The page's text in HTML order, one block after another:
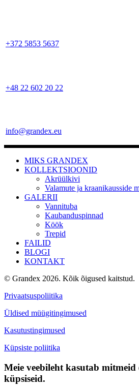
+372 5853 5637
+48 22 602 20 22
info@grandex.eu
MIKS GRANDEX
KOLLEKTSIOONID
Akrüülkivi
Valamute ja kraanikausside
GALERII
Vannituba
Kaubanduspinnad
Köök
Trepid
FAILID
BLOGI
KONTAKT
© Grandex 2026. Kõik õigused kaitstud.
Privaatsuspoliitika
Üldised müügitingimused
Kasutustingimused
Küpsiste poliitika
Meie veebileht kasutab
küpsiseid.